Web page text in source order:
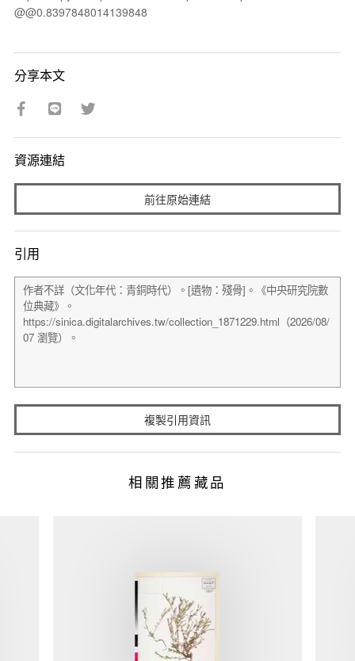
@@0.8397848014139848
分享本文
資源連結
前往原始連結
引用
複製引用資訊
相關推薦藏品